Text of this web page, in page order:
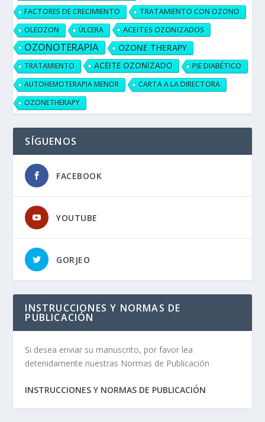
FACTORES DE CRECIMIENTO
TRATAMIENTO CON OZONO
OLEOZON
ÚLCERA ACEITES OZONIZADOS
OZONOTERAPIA OZONE THERAPY
TRATAMIENTO ACEITE OZONIZADO
PIE DIABÉTICO
AUTOHEMOTERAPIA MENOR
CARTA A LA DIRECTORA
OZONETHERAPY
SÍGUENOS
FACEBOOK
YOUTUBE
GORJEO
INSTRUCCIONES Y NORMAS DE
PUBLICACIÓN
Si desea enviar su manuscrito, por favor lea
detenidamente nuestras Normas de Publicación
INSTRUCCIONES Y NORMAS DE PUBLICACIÓN